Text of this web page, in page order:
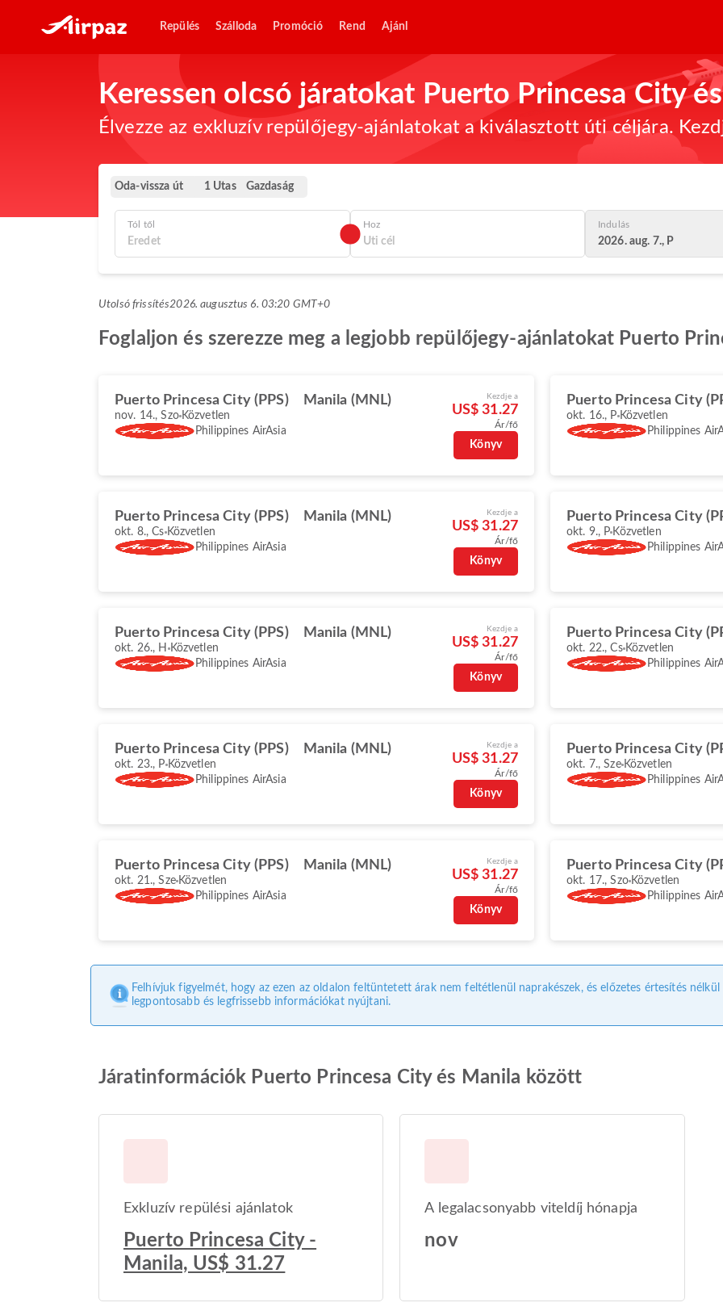
Repülés Szálloda Promóció Rend Ajánl
Keressen olcsó járatokat Puerto Princesa City
Élvezze az exkluzív repülőjegy-ajánlatokat a kiválasztott úti céljára.
Oda-vissza út 1 Utas Gazdaság
Tól től Hoz Indulás
2026. aug. 7., P
Utolsó frissítés2026. augusztus 6. 03:20 GMT+0
Foglaljon és szerezze meg a legjobb repülőjegy-ajánlatokat Puerto
Puerto Princesa City (PPS) Manila (MNL)
nov. 14., Szo Közvetlen
Philippines AirAsia
Kezdje a
US$ 31.27
Ár/fő
Könyv
Puerto Princesa City
okt. 16., P Közvetlen
Philippines
Puerto Princesa City (PPS) Manila (MNL)
okt. 8., Cs Közvetlen
Philippines AirAsia
Kezdje a
US$ 31.27
Ár/fő
Könyv
Puerto Princesa City
okt. 9., P Közvetlen
Philippines
Puerto Princesa City (PPS) Manila (MNL)
okt. 26., H Közvetlen
Philippines AirAsia
Kezdje a
US$ 31.27
Ár/fő
Könyv
Puerto Princesa City
okt. 22., Cs Közvetlen
Philippines
Puerto Princesa City (PPS) Manila (MNL)
okt. 23., P Közvetlen
Philippines AirAsia
Kezdje a
US$ 31.27
Ár/fő
Könyv
Puerto Princesa City
okt. 7., Sze Közvetlen
Philippines
Puerto Princesa City (PPS) Manila (MNL)
okt. 21., Sze Közvetlen
Philippines AirAsia
Kezdje a
US$ 31.27
Ár/fő
Könyv
Puerto Princesa City
okt. 17., Szo Közvetlen
Philippines
Felhívjuk figyelmét, hogy az ezen az oldalon feltüntetett árak nem feltétlenül naprakészek, és előzetes értesítés
legpontosabb és legfrissebb információkat nyújtani.
Járatinformációk Puerto Princesa City és Manila között
Exkluzív repülési ajánlatok
Puerto Princesa City -
Manila, US$ 31.27
A legalacsonyabb viteldíj hónapja
nov